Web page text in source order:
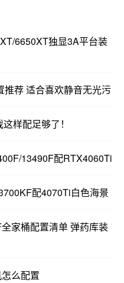
热器
K主板
（可关RGB灯效）
（350W）
持远程协助
6650XT独显3A平台装
荐 适合喜欢静音无光污
样配足够了！
13490F配RTX4060Ti
配4070Ti白色海景
家桶配置清单 弹药库装
么配置